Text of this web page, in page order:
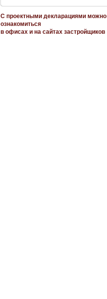
С проектными декларациями можно
ознакомиться
в офисах и на сайтах застройщиков